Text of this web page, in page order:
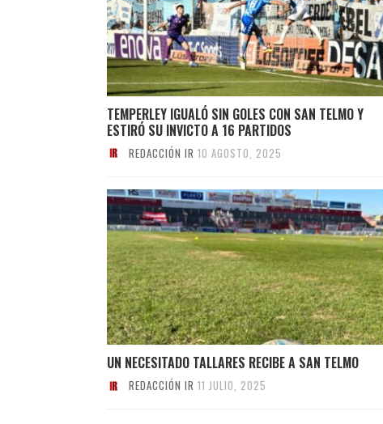
TEMPERLEY IGUALÓ SIN GOLES CON SAN TELMO Y
ESTIRÓ SU INVICTO A 16 PARTIDOS
REDACCIÓN IR 10 AGOSTO, 2025
UN NECESITADO TALLARES RECIBE A SAN TELMO
REDACCIÓN IR 11 JULIO, 2025